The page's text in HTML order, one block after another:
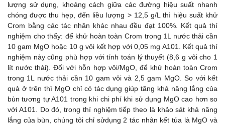
lượng sử dụng, khoảng cách giữa các đường hiệu suất nhanh
chóng được thu hẹp, đến liều lượng > 12,5 g/L thì hiệu suất khử
Crom bằng các tác nhân khác nhau đều đạt 100%. Kết quả thí
nghiệm cho thấy: để khử hoàn toàn Crom trong 1L nước thải cần
10 gam MgO hoặc 10 g vôi kết hợp với 0,05 mg A101. Kết quả thí
nghiệm này cũng phù hợp với tính toán lý thuyết (8,6 g vôi cho 1
lít nước thải). Đối với hỗn hợp vôi/MgO, để khử hoàn toàn Crom
trong 1L nước thải cần 10 gam vôi và 2,5 gam MgO. So với kết
quả ở trên thì MgO chỉ có tác dụng giúp tăng khả năng lắng của
bùn tương tự A101 trong khi chi phí khi sử dụng MgO cao hơn so
với A101. Do đó, trong thí nghiệm tiếp theo là khảo sát khả năng
lắng của bùn, chúng tôi chỉ sửdụng 2 tác nhân kết tủa là MgO và